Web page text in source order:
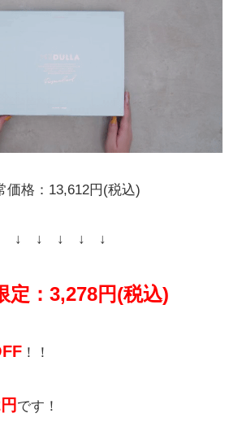
価格：13,612円(税込)
↓ ↓ ↓ ↓ ↓
定：3,278円(税込)
！！
です！